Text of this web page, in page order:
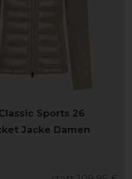
Sports 26
Jacke Damen